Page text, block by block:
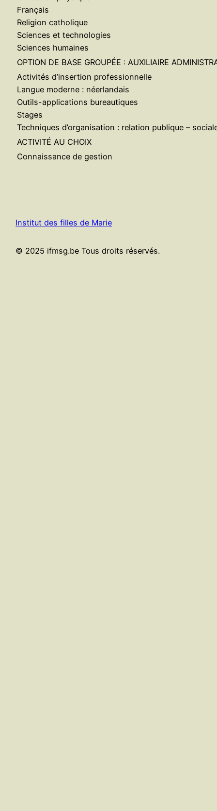
Français
Religion catholique
Sciences et technologies
Sciences humaines
OPTION DE BASE GROUPÉE : AUXILIAIRE
Activités d’insertion professionnelle
Langue moderne : néerlandais
Outils-applications bureautiques
Stages
Techniques d’organisation : relation publique –
ACTIVITÉ AU CHOIX
Connaissance de gestion
Institut des filles de Marie
© 2025 ifmsg.be Tous droits réservés.